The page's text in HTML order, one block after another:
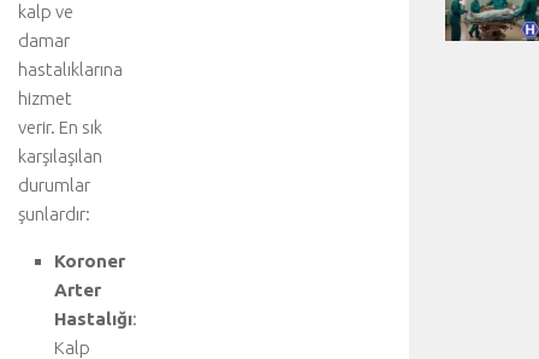
kalp ve
damar
hastalıklarına
hizmet
verir. En sık
karşılaşılan
durumlar
şunlardır:
Koroner
Arter
Hastalığı:
Kalp